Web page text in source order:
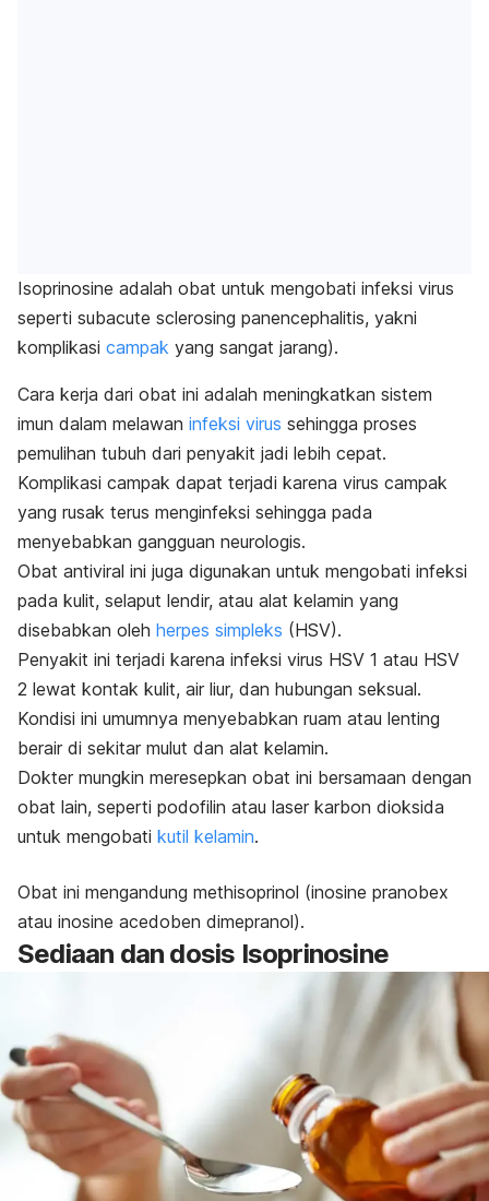
Isoprinosine adalah obat untuk mengobati infeksi virus
seperti subacute sclerosing panencephalitis, yakni
komplikasi campak yang sangat jarang).
Cara kerja dari obat ini adalah meningkatkan sistem
imun dalam melawan infeksi virus sehingga proses
pemulihan tubuh dari penyakit jadi lebih cepat.
Komplikasi campak dapat terjadi karena virus campak
yang rusak terus menginfeksi sehingga pada
menyebabkan gangguan neurologis.
Obat antiviral ini juga digunakan untuk mengobati infeksi
pada kulit, selaput lendir, atau alat kelamin yang
disebabkan oleh herpes simpleks (HSV).
Penyakit ini terjadi karena infeksi virus HSV 1 atau HSV
2 lewat kontak kulit, air liur, dan hubungan seksual.
Kondisi ini umumnya menyebabkan ruam atau lenting
berair di sekitar mulut dan alat kelamin.
Dokter mungkin meresepkan obat ini bersamaan dengan
obat lain, seperti podofilin atau laser karbon dioksida
untuk mengobati kutil kelamin.
Obat ini mengandung methisoprinol (inosine pranobex
atau inosine acedoben dimepranol).
Sediaan dan dosis Isoprinosine